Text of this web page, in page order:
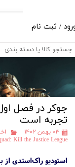
/ ثبت نام
حساب کاربری من
تغییر گذر واژه
خروج از حساب
تجربه است
۰۳ بهمن ۱۴۰۲
Kill the Justice League
استودیو راک‌استدی از